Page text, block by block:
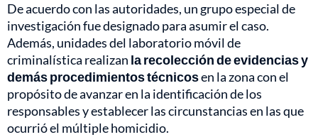
De acuerdo con las autoridades, un grupo especial de
investigación fue designado para asumir el caso.
Además, unidades del laboratorio móvil de
criminalística realizan la recolección de evidencias y
demás procedimientos técnicosen la zona con el
propósito de avanzar en la identificación de los
responsables y establecer las circunstancias en las que
ocurrió el múltiple homicidio.